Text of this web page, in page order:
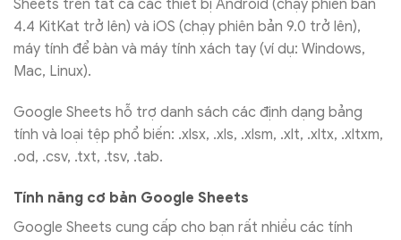
Sheets trên tất cả các thiết bị Android (chạy phiên bản
4.4 KitKat trở lên) và iOS (chạy phiên bản 9.0 trở lên),
máy tính để bàn và máy tính xách tay (ví dụ: Windows,
Mac, Linux).
Google Sheets hỗ trợ danh sách các định dạng bảng
tính và loại tệp phổ biến: .xlsx, .xls, .xlsm, .xlt, .xltx, .xltxm,
.od, .csv, .txt, .tsv, .tab.
Tính năng cơ bản Google Sheets
Google Sheets cung cấp cho bạn rất nhiều các tính